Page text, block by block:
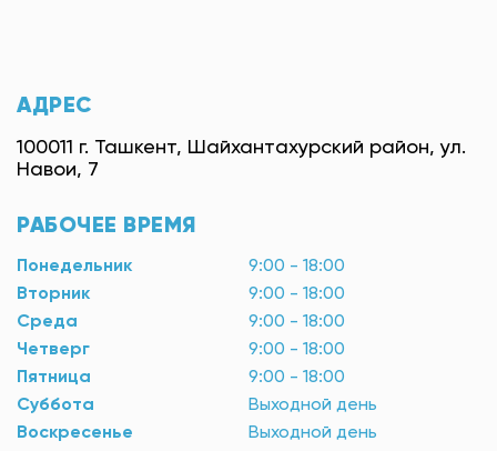
АДРЕС
100011 г. Ташкент, Шайхантахурский район, ул.
Навои, 7
РАБОЧЕЕ ВРЕМЯ
Понедельник
9:00 - 18:00
Вторник
9:00 - 18:00
Среда
9:00 - 18:00
Четверг
9:00 - 18:00
Пятница
9:00 - 18:00
Суббота
Выходной день
Воскресенье
Выходной день